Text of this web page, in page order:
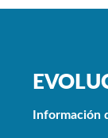
Información